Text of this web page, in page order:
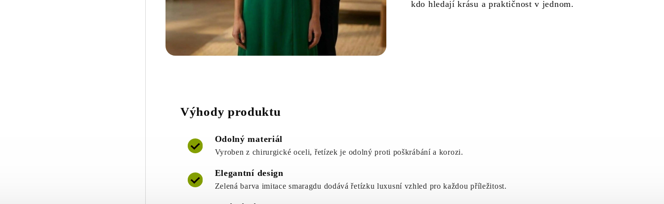
kdo hledají krásu a praktičnost v jednom.
Výhody produktu
Odolný materiál
Vyroben z chirurgické oceli, řetízek je odolný proti poškrábání a korozi.
Elegantní design
Zelená barva imitace smaragdu dodává řetízku luxusní vzhled pro každou příležitost.